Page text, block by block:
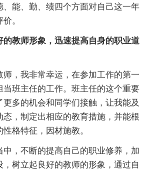
、能、勤、绩四个方面对自己这一年
。
的教师形象，迅速提高自身的职业道
师，我非常幸运，在参加工作的第一
当班主任的工作。班主任的这个重要
更多的机会和同学们接触，让我能及
态，制定出相应的教育措施，并能根
格特征，因材施教。
中，不断的提高自己的职业修养，加
，树立起良好的教师的形象，通过自